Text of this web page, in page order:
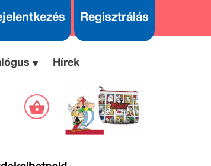
Regisztrálás
Hírek